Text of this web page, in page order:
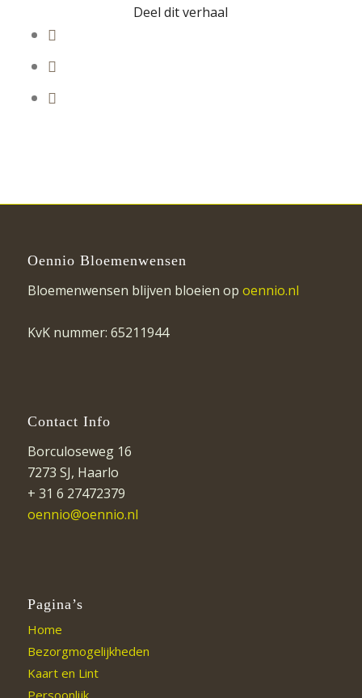
Deel dit verhaal
Oennio Bloemenwensen
Bloemenwensen blijven bloeien op oennio.nl
KvK nummer: 65211944
Contact Info
Borculoseweg 16
7273 SJ, Haarlo
+ 31 6 27472379
oennio@oennio.nl
Pagina’s
Home
Bezorgmogelijkheden
Kaart en Lint
Persoonlijk